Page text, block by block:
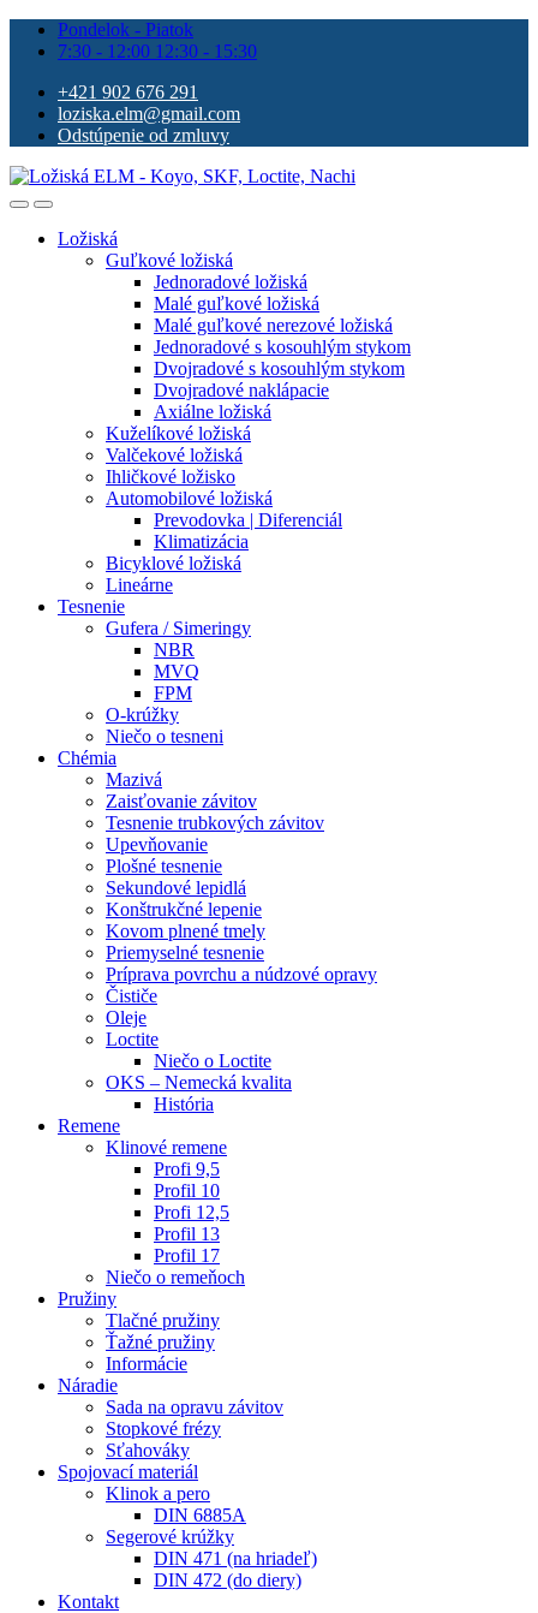
Pondelok - Piatok
7:30 - 12:00 12:30 - 15:30
+421 902 676 291
loziska.elm@gmail.com
Odstúpenie od zmluvy
Ložiská
Guľkové ložiská
Jednoradové ložiská
Malé guľkové ložiská
Malé guľkové nerezové ložiská
Jednoradové s kosouhlým stykom
Dvojradové s kosouhlým stykom
Dvojradové naklápacie
Axiálne ložiská
Kuželíkové ložiská
Valčekové ložiská
Ihličkové ložisko
Automobilové ložiská
Prevodovka | Diferenciál
Klimatizácia
Bicyklové ložiská
Lineárne
Tesnenie
Gufera / Simeringy
NBR
MVQ
FPM
O-krúžky
Niečo o tesneni
Chémia
Mazivá
Zaisťovanie závitov
Tesnenie trubkových závitov
Upevňovanie
Plošné tesnenie
Sekundové lepidlá
Konštrukčné lepenie
Kovom plnené tmely
Priemyselné tesnenie
Príprava povrchu a núdzové opravy
Čističe
Oleje
Loctite
Niečo o Loctite
OKS – Nemecká kvalita
História
Remene
Klinové remene
Profi 9,5
Profil 10
Profi 12,5
Profil 13
Profil 17
Niečo o remeňoch
Pružiny
Tlačné pružiny
Ťažné pružiny
Informácie
Náradie
Sada na opravu závitov
Stopkové frézy
Sťahováky
Spojovací materiál
Klinok a pero
DIN 6885A
Segerové krúžky
DIN 471 (na hriadeľ)
DIN 472 (do diery)
Kontakt